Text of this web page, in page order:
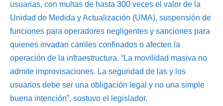
usuarias, con multas de hasta 300 veces el valor de la
Unidad de Medida y Actualización (UMA), suspensión de
funciones para operadores negligentes y sanciones para
quienes invadan carriles confinados o afecten la
operación de la infraestructura. “La movilidad masiva no
admite improvisaciones. La seguridad de las y los
usuarios debe ser una obligación legal y no una simple
buena intención”, sostuvo el legislador.